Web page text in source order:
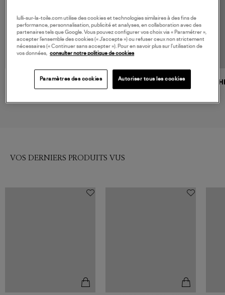
MARANT ÉTOILE
Jupe Rosinda Black
ISABEL MARANT
Jupe Berenice Black
VOS DERNIERS PRODUITS VUS
lulli-sur-la-toile.com utilise des cookies et technologies similaires à des fins de
performance, personnalisation, publicité et analyses, en collaboration avec des
partenaires tels que Google. Vous pouvez configurer vos choix via « Paramétrer »,
accepter l’ensemble des cookies (« J’accepte ») ou refuser ceux non strictement
nécessaires (« Continuer sans accepter »). Pour en savoir plus sur l’utilisation de
vos données, consulter notre politique de cookies
Paramètres des cookies Autoriser tous les cookies